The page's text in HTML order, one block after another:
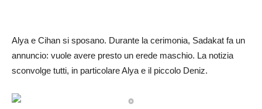
Alya e Cihan si sposano. Durante la cerimonia, Sadakat fa un
annuncio: vuole avere presto un erede maschio. La notizia
sconvolge tutti, in particolare Alya e il piccolo Deniz.